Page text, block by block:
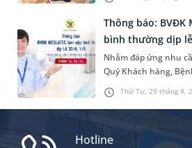
Thứ Tư, 29 tháng 4,
Thông báo: BVĐK
bình thường dịp
Nhằm đáp ứng nhu
Quý Khách hàng,
MEDLATEC xin thông
nghỉ lễ Giải phóng
Lao động 01/05 như
Hotline